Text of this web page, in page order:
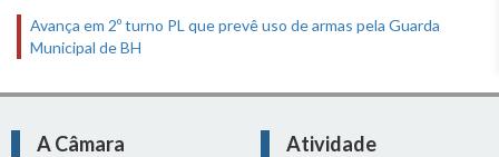
Avança em 2º turno PL que prevê uso de armas pela Guarda
Municipal de BH
A Câmara
Atividade